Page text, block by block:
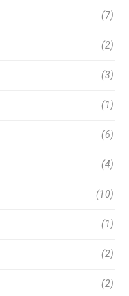
(7)
(2)
(3)
(1)
(6)
(4)
(10)
(1)
(2)
(2)